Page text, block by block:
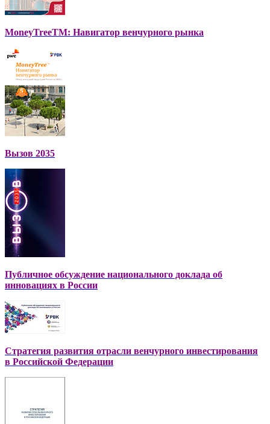
MoneyTreeTM: Навигатор венчурного рынка
Вызов 2035
Публичное обсуждение национального доклада об
инновациях в России
Стратегия развития отрасли венчурного инвестирования
в Российской Федерации